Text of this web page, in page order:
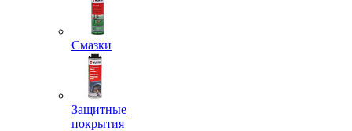
Смазки
Защитные
покрытия